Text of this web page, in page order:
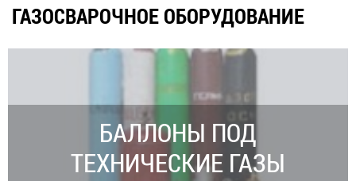
ГАЗОСВАРОЧНОЕ ОБОРУДОВАНИЕ
БАЛЛОНЫ ПОД
ТЕХНИЧЕСКИЕ ГАЗЫ